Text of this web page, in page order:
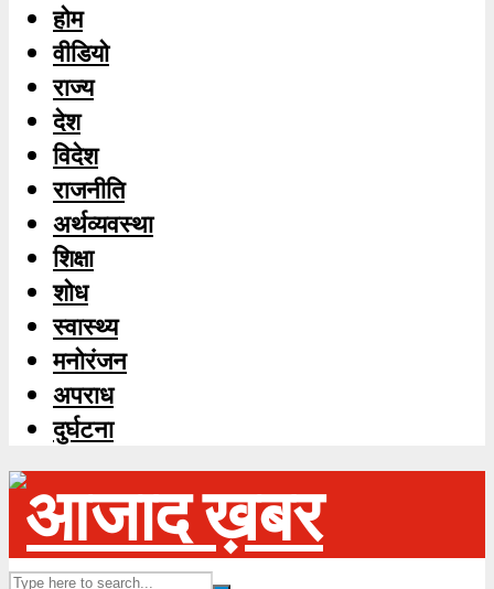
होम
वीडियो
राज्य
देश
विदेश
राजनीति
अर्थव्यवस्था
शिक्षा
शोध
स्‍वास्‍थ्‍य
मनोरंजन
अपराध
दुर्घटना